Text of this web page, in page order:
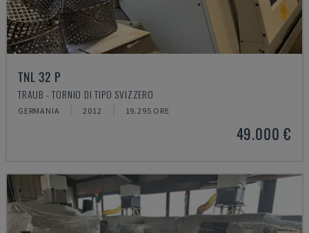
TNL 32 P
TRAUB - TORNIO DI TIPO SVIZZERO
GERMANIA 2012 19.295 ORE
49.000 €